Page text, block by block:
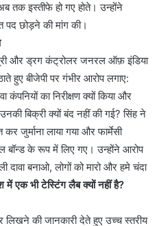
तक इस्तीफे हो गए होते। उन्होंने
पद छोड़ने की मांग की।
और ड्रग कंट्रोलर जनरल ऑफ़ इंडिया
हुए बीजेपी पर गंभीर आरोप लगाए:
का निरीक्षण क्यों किया और
बिक्री क्यों बंद नहीं की गई? सिंह ने
जुर्माना लाया गया और फार्मेसी
के रूप में लिए गए। उन्होंने आरोप
दावा बनाओ, लोगों को मारो और हमे चंदा
में एक भी टेस्टिंग लैब क्यों नहीं है?
लिखने की जानकारी देते हुए उच्च स्तरीय